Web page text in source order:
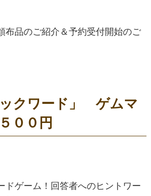
布品のご紹介＆予約受付開始のご
クワード」 ゲムマ
００円
ドゲーム！回答者へのヒントワー